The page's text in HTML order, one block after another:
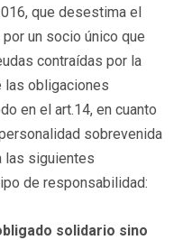
que desestima el
un socio único que
contraídas por la
las obligaciones
en el art.14, en cuanto
sobrevenida
las siguientes
de responsabilidad:
solidario sino